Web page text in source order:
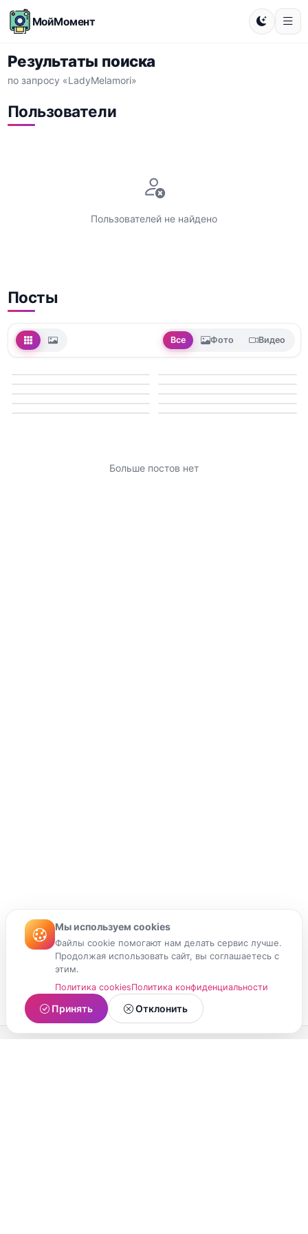
МойМомент
Результаты поиска
по запросу «LadyMelamori»
Пользователи
Пользователей не найдено
Посты
Все Фото Видео
Больше постов нет
Мы используем cookies
Файлы cookie помогают нам делать сервис лучше.
Продолжая использовать сайт, вы соглашаетесь с
этим.
Политика cookiesПолитика конфиденциальности
Принять Отклонить